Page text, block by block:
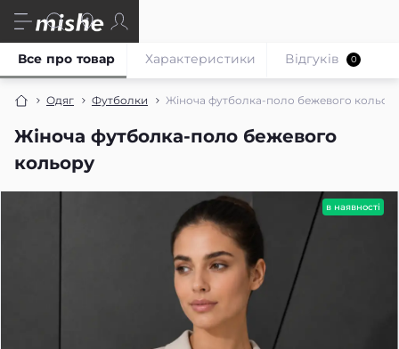
Одяг Футболки Жіноча футболка-поло бежевого
Жіноча футболка-поло бежевого
кольору
Все про товар Характеристики Відгуків 0
в наявності